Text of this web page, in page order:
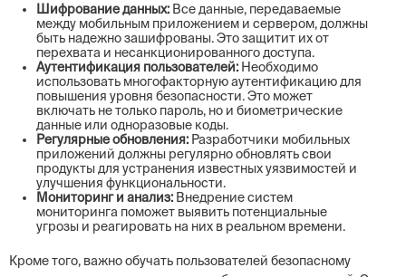
Шифрование данных: Все данные, передаваемые
между мобильным приложением и сервером, должны
быть надежно зашифрованы. Это защитит их от
перехвата и несанкционированного доступа.
Аутентификация пользователей: Необходимо
использовать многофакторную аутентификацию для
повышения уровня безопасности. Это может
включать не только пароль, но и биометрические
данные или одноразовые коды.
Регулярные обновления: Разработчики мобильных
приложений должны регулярно обновлять свои
продукты для устранения известных уязвимостей и
улучшения функциональности.
Мониторинг и анализ: Внедрение систем
мониторинга поможет выявить потенциальные
угрозы и реагировать на них в реальном времени.
Кроме того, важно обучать пользователей безопасному